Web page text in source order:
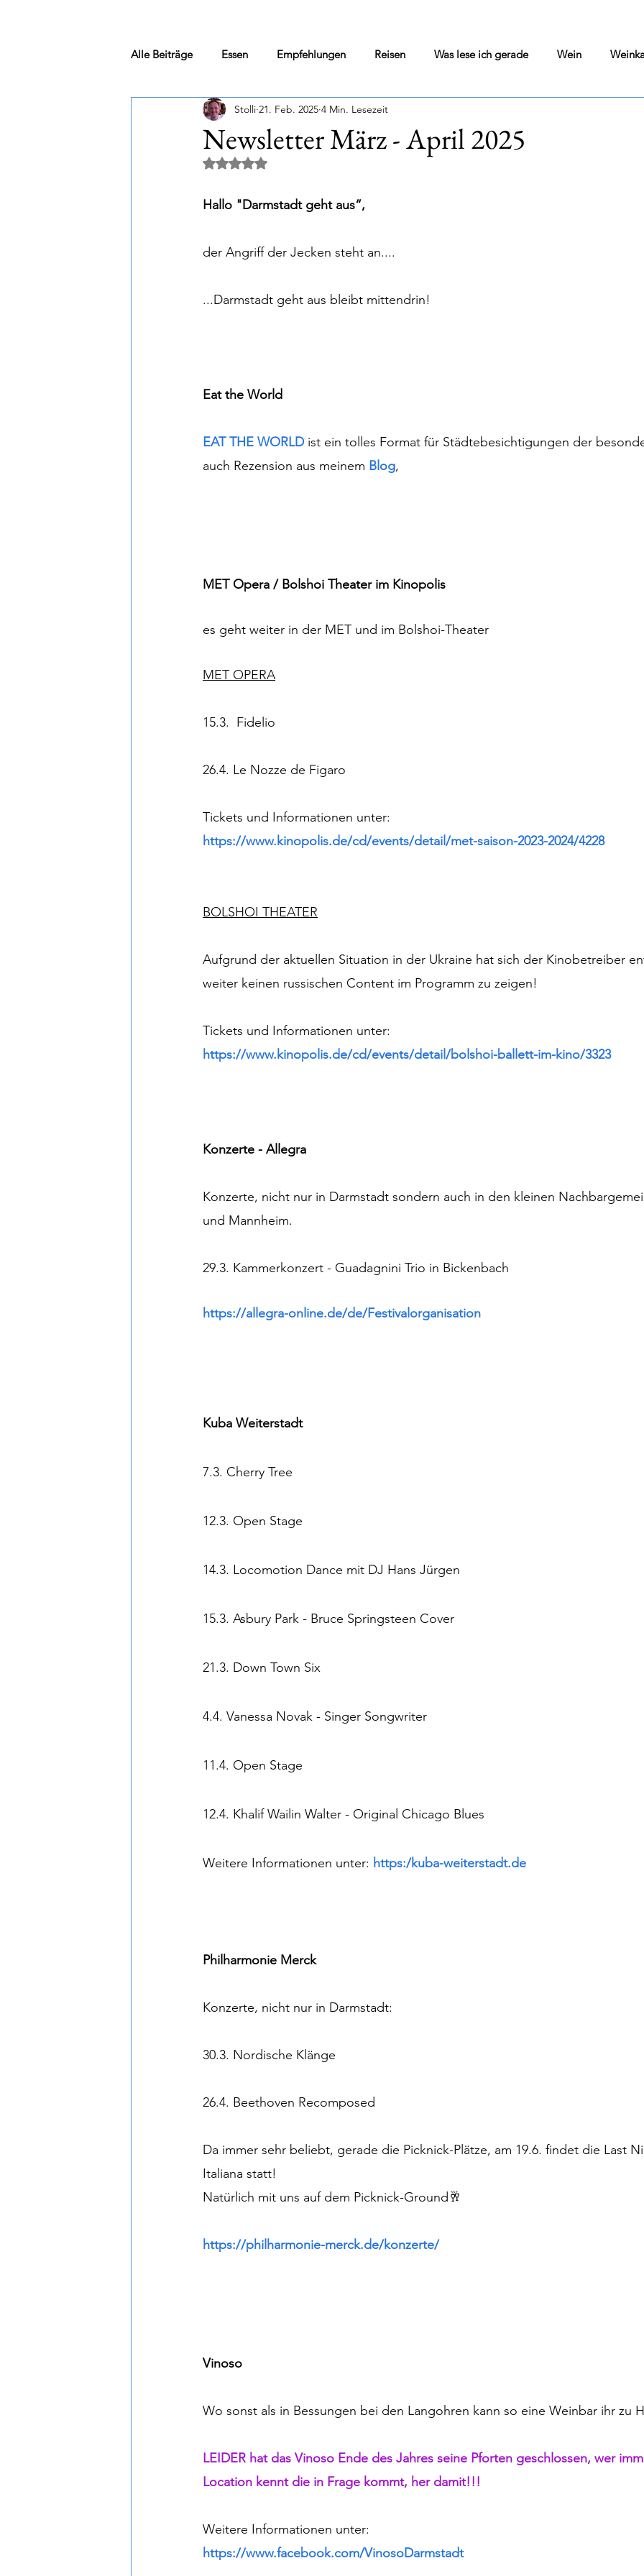
Alle Beiträge Essen Empfehlungen Reisen Was lese ich gerade Wein
Weinkauf vor Ort Merum Wine Blog
Jack „out“ the box & andere Kuriosi
Newsletter März - April 2025
Stolli 21. Feb. 2025 4 Min. Lesezeit
Mit NaN von 5 Sternen bewertet.
Hallo "Darmstadt geht aus“,
der Angriff der Jecken steht an....
...Darmstadt geht aus bleibt mittendrin!
Eat the World
EAT THE WORLD ist ein tolles Format für Städtebesichtigungen der
auch Rezension aus meinem Blog,
MET Opera / Bolshoi Theater im Kinopolis
es geht weiter in der MET und im Bolshoi-Theater
MET OPERA
15.3.  Fidelio
26.4. Le Nozze de Figaro
Tickets und Informationen unter:
https://www.kinopolis.de/cd/events/detail/met-saison-2023-2024/4228
BOLSHOI THEATER
Aufgrund der aktuellen Situation in der Ukraine hat sich der Kinobetreiber
weiter keinen russischen Content im Programm zu zeigen!
Tickets und Informationen unter:
https://www.kinopolis.de/cd/events/detail/bolshoi-ballett-im-kino/3323
Konzerte - Allegra
Konzerte, nicht nur in Darmstadt sondern auch in den kleinen
und Mannheim.
29.3. Kammerkonzert - Guadagnini Trio in Bickenbach
https://allegra-online.de/de/Festivalorganisation
Kuba Weiterstadt
7.3. Cherry Tree
12.3. Open Stage
14.3. Locomotion Dance mit DJ Hans Jürgen
15.3. Asbury Park - Bruce Springsteen Cover
21.3. Down Town Six
4.4. Vanessa Novak - Singer Songwriter
11.4. Open Stage
12.4. Khalif Wailin Walter - Original Chicago Blues
Weitere Informationen unter: https:/kuba-weiterstadt.de
Philharmonie Merck
Konzerte, nicht nur in Darmstadt:
30.3. Nordische Klänge
26.4. Beethoven Recomposed
Da immer sehr beliebt, gerade die Picknick-Plätze, am 19.6. findet die Last
Italiana statt!
Natürlich mit uns auf dem Picknick-Ground🥂
https://philharmonie-merck.de/konzerte/
Vinoso
Wo sonst als in Bessungen bei den Langohren kann so eine Weinbar ihr zu
LEIDER hat das Vinoso Ende des Jahres seine Pforten geschlossen, wer
Location kennt die in Frage kommt, her damit!!!
Weitere Informationen unter:
https://www.facebook.com/VinosoDarmstadt